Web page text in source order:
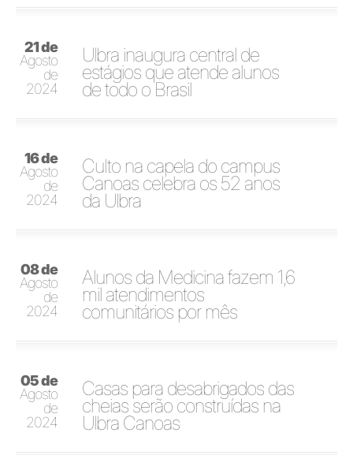
21 de
Agosto
de
2024
Ulbra inaugura central de
estágios que atende alunos
de todo o Brasil
16 de
Agosto
de
2024
Culto na capela do campus
Canoas celebra os 52 anos
da Ulbra
08 de
Agosto
de
2024
Alunos da Medicina fazem 1,6
mil atendimentos
comunitários por mês
05 de
Agosto
de
2024
Casas para desabrigados das
cheias serão construídas na
Ulbra Canoas